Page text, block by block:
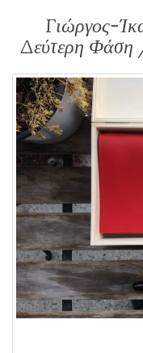
Γιώργος-
Δεύτερη